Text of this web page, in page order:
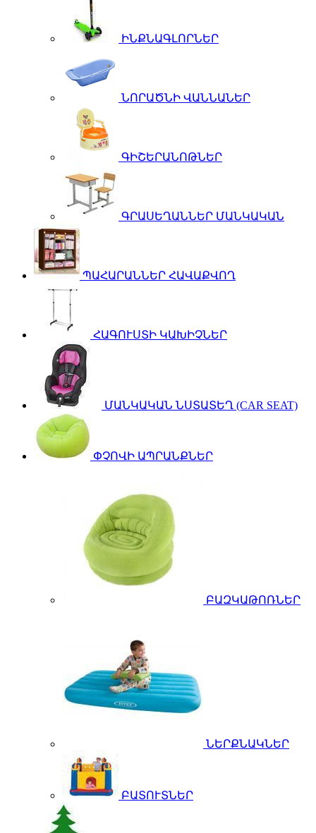
ԻՆՔՆԱԳԼՈՐՆԵՐ
ՆՈՐԱԾՆԻ ՎԱՆՆԱՆԵՐ
ԳԻՇԵՐԱՆՈԹՆԵՐ
ԳՐԱՍԵՂԱՆՆԵՐ ՄԱՆԿԱԿԱՆ
ՊԱՀԱՐԱՆՆԵՐ ՀԱՎԱՔՎՈՂ
ՀԱԳՈՒՍՏԻ ԿԱԽԻՉՆԵՐ
ՄԱՆԿԱԿԱՆ ՆՍՏԱՏԵՂ (CAR SEAT)
ՓՉՈՎԻ ԱՊՐԱՆՔՆԵՐ
ԲԱԶԿԱԹՈՌՆԵՐ
ՆԵՐՔՆԱԿՆԵՐ
ԲԱՏՈՒՏՆԵՐ